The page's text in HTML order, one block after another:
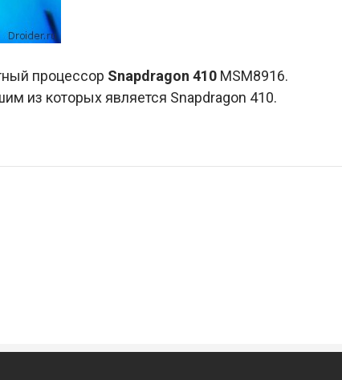
процессор Snapdragon 410 MSM8916.
из которых является Snapdragon 410.